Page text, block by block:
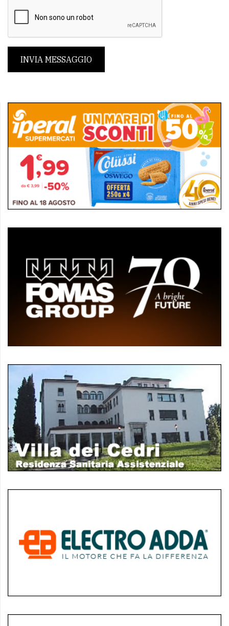
INVIA MESSAGGIO